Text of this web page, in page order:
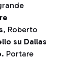
, Roberto
su Dallas
. Portare